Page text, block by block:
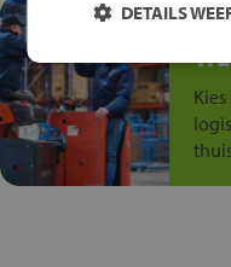
DETAILS